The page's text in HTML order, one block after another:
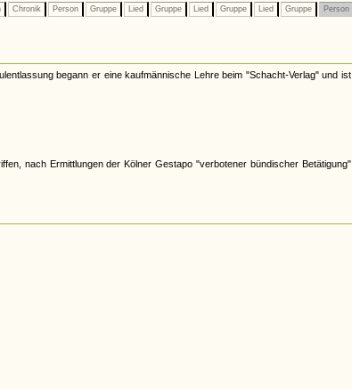
Chronik Person Gruppe Lied Gruppe Lied Gruppe Lied Gruppe Person
begann er eine kaufmännische Lehre beim "Schacht-Verlag" und ist
nach Ermittlungen der Kölner Gestapo "verbotener bündischer Betätigung"